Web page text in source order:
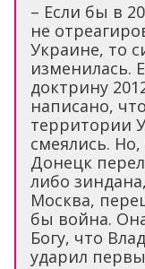
– Если бы в
не
Украине, то
изменилась.
доктрину
написано,
территории
смеялись.
Донецк
либо
Москва,
бы война.
Богу, что
ударил